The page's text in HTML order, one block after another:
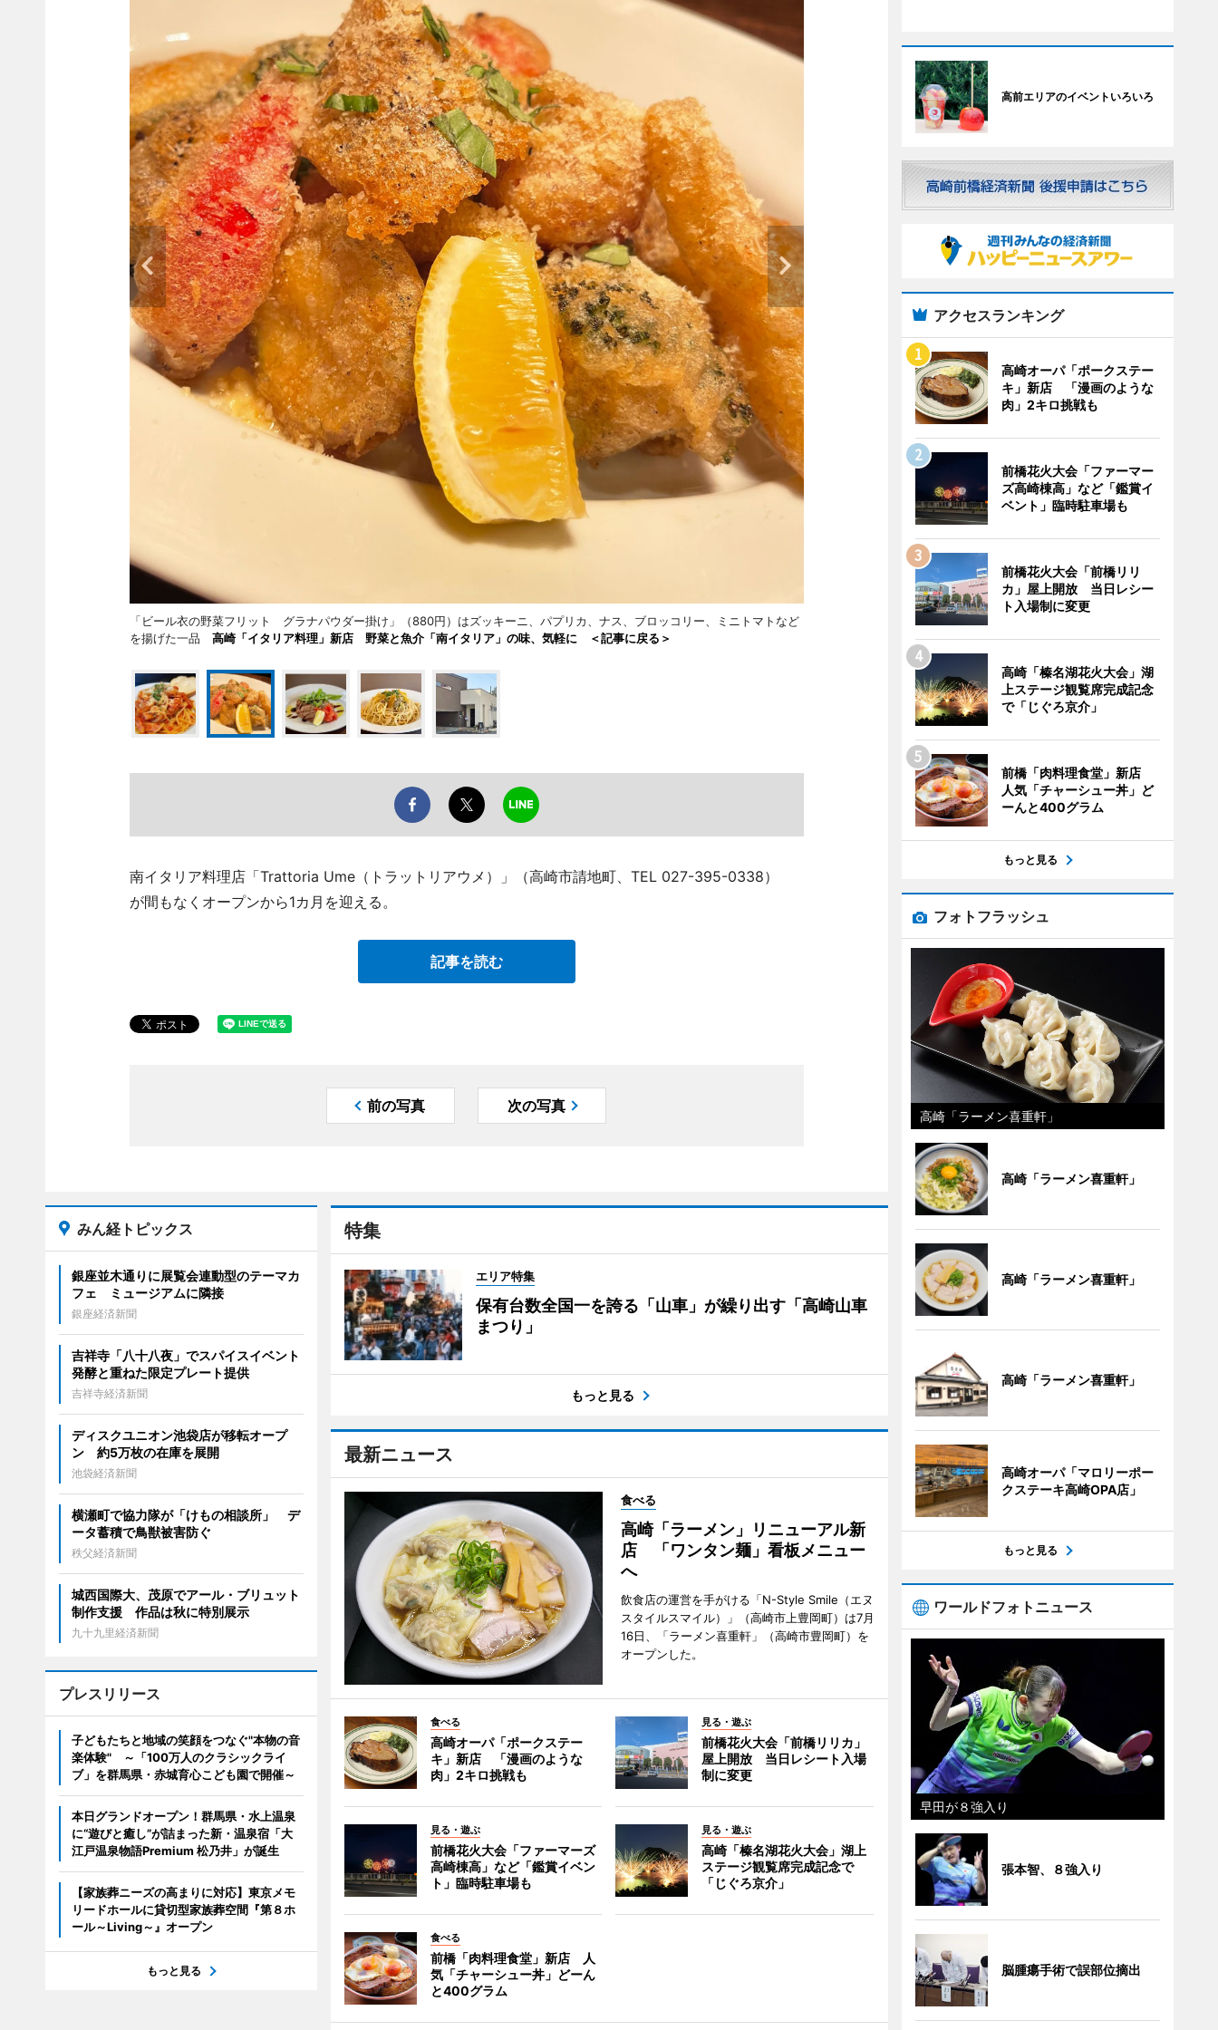
「ビール衣の野菜フリット グラナパウダー掛け」（880円）はズッキーニ、パプリカ、ナス、ブロッコリー、ミニトマトなど
を揚げた一品 高崎「イタリア料理」新店 野菜と魚介「南イタリア」の味、気軽に ＜記事に戻る＞
南イタリア料理店「Trattoria Ume（トラットリアウメ）」（高崎市請地町、TEL 027-395-0338）
が間もなくオープンから1カ月を迎える。
記事を読む
前の写真 次の写真
特集
エリア特集
保有台数全国一を誇る「山車」が繰り出す「高崎山車
まつり」
もっと見る
最新ニュース
食べる
高崎「ラーメン」リニューアル新
店 「ワンタン麺」看板メニュー
へ
飲食店の運営を手がける「N-Style Smile（エヌ
スタイルスマイル）」（高崎市上豊岡町）は7月
16日、「ラーメン喜重軒」（高崎市豊岡町）を
オープンした。
食べる
高崎オーパ「ポークステー
キ」新店 「漫画のような
肉」2キロ挑戦も
見る・遊ぶ
前橋花火大会「前橋リリカ」
屋上開放 当日レシート入場
制に変更
見る・遊ぶ
前橋花火大会「ファーマーズ
高崎棟高」など「鑑賞イベン
ト」臨時駐車場も
見る・遊ぶ
高崎「榛名湖花火大会」湖上
ステージ観覧席完成記念で
「じぐろ京介」
食べる
前橋「肉料理食堂」新店 人
気「チャーシュー丼」どーん
と400グラム
みん経トピックス
銀座並木通りに展覧会連動型のテーマカ
フェ ミュージアムに隣接
銀座経済新聞
吉祥寺「八十八夜」でスパイスイベント
発酵と重ねた限定プレート提供
吉祥寺経済新聞
ディスクユニオン池袋店が移転オープ
ン 約5万枚の在庫を展開
池袋経済新聞
横瀬町で協力隊が「けもの相談所」 デ
ータ蓄積で鳥獣被害防ぐ
秩父経済新聞
城西国際大、茂原でアール・ブリュット
制作支援 作品は秋に特別展示
九十九里経済新聞
プレスリリース
子どもたちと地域の笑顔をつなぐ"本物の音
楽体験" ～「100万人のクラシックライ
ブ」を群馬県・赤城育心こども園で開催～
本日グランドオープン！群馬県・水上温泉
に“遊びと癒し”が詰まった新・温泉宿「大
江戸温泉物語Premium 松乃井」が誕生
【家族葬ニーズの高まりに対応】東京メモ
リードホールに貸切型家族葬空間『第８ホ
ール～Living～』オープン
もっと見る
高前エリアのイベントいろいろ
アクセスランキング
高崎オーパ「ポークステー
キ」新店 「漫画のような
肉」2キロ挑戦も
前橋花火大会「ファーマー
ズ高崎棟高」など「鑑賞イ
ベント」臨時駐車場も
前橋花火大会「前橋リリ
カ」屋上開放 当日レシー
ト入場制に変更
高崎「榛名湖花火大会」湖
上ステージ観覧席完成記念
で「じぐろ京介」
前橋「肉料理食堂」新店
人気「チャーシュー丼」ど
ーんと400グラム
もっと見る
フォトフラッシュ
高崎「ラーメン喜重軒」
高崎「ラーメン喜重軒」
高崎「ラーメン喜重軒」
高崎「ラーメン喜重軒」
高崎オーパ「マロリーポー
クステーキ高崎OPA店」
もっと見る
ワールドフォトニュース
早田が８強入り
張本智、８強入り
脳腫瘍手術で誤部位摘出